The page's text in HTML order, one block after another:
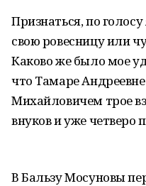
Признаться, по
свою ровесницу или
Каково же было мое
что Тамаре
Михайловичем трое
внуков и уже четверо
В Бальзу Мосуновы